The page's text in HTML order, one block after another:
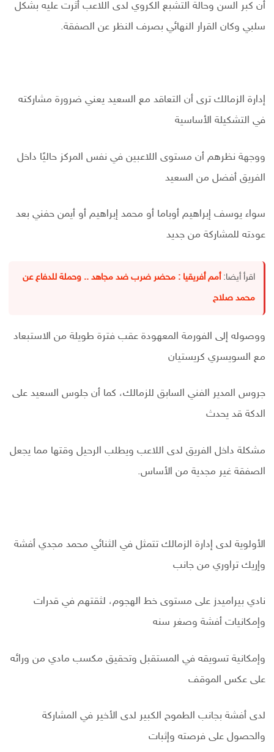
أن كبر السن وحالة التشبع الكروي لدى اللاعب أثرت عليه بشكل
سلبي وكان القرار النهائي بصرف النظر عن الصفقة.
إدارة الزمالك ترى أن التعاقد مع السعيد يعني ضرورة مشاركته
في التشكيلة الأساسية
ووجهة نظرهم أن مستوى اللاعبين في نفس المركز حاليًا داخل
الفريق أفضل من السعيد
سواء يوسف إبراهيم أوباما أو محمد إبراهيم أو أيمن حفني بعد
عودته للمشاركة من جديد
اقرأ أيضا: أمم أفريقيا : محضر ضرب ضد مجاهد .. وحملة للدفاع عن
محمد صلاح
ووصوله إلى الفورمة المعهودة عقب فترة طويلة من الاستبعاد
مع السويسري كريستيان
جروس المدير الفني السابق للزمالك، كما أن جلوس السعيد على
الدكة قد يحدث
مشكلة داخل الفريق لدى اللاعب ويطلب الرحيل وقتها مما يجعل
الصفقة غير مجدية من الأساس.
الأولوية لدى إدارة الزمالك تتمثل في الثنائي محمد مجدي أفشة
وإريك تراوري من جانب
نادي بيراميدز على مستوى خط الهجوم، لثقتهم في قدرات
وإمكانيات أفشة وصغر سنه
وإمكانية تسويقه في المستقبل وتحقيق مكسب مادي من ورائه
على عكس الموقف
لدى أفشة بجانب الطموح الكبير لدى الأخير في المشاركة
والحصول على فرصته وإثبات